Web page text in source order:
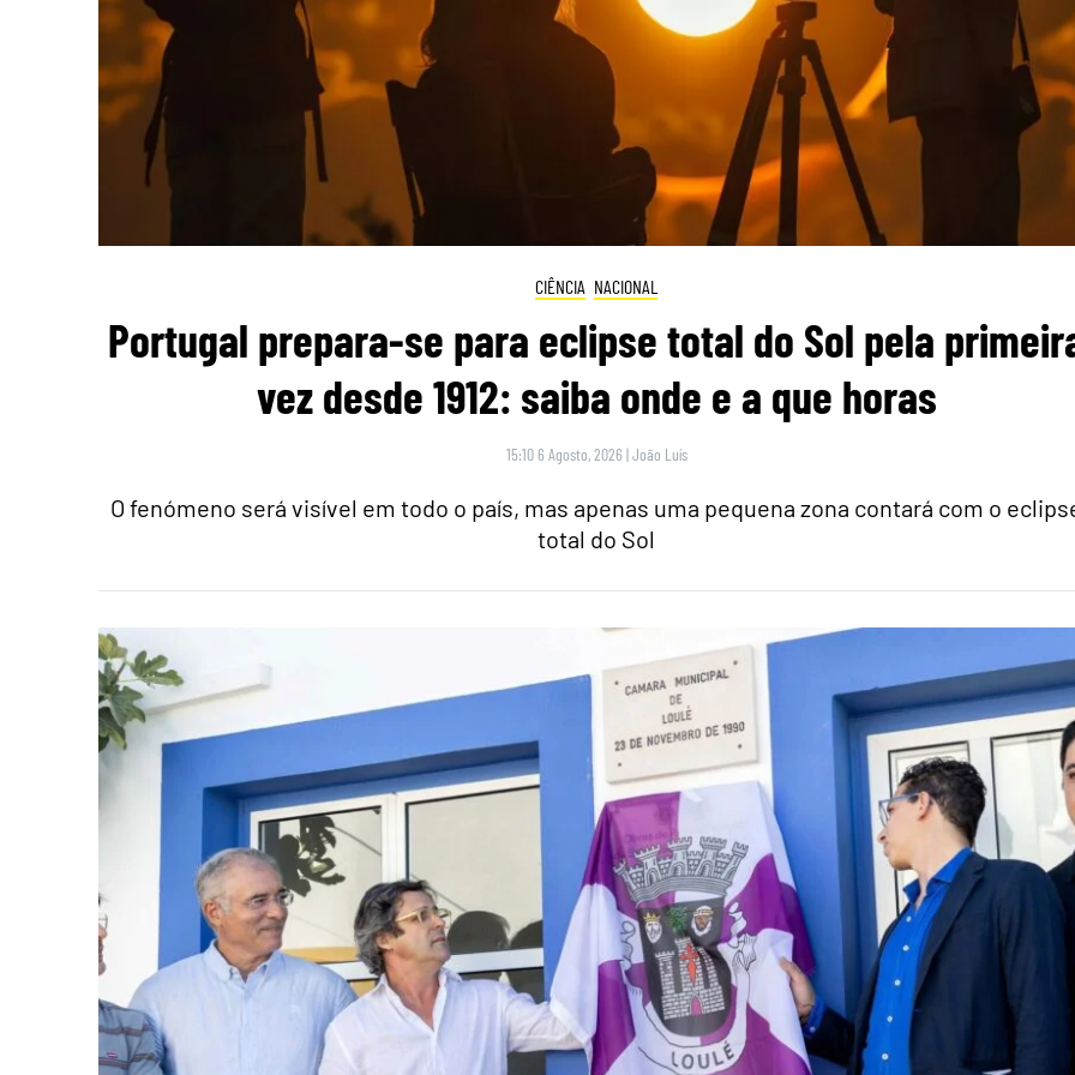
CIÊNCIA NACIONAL
Portugal prepara-se para eclipse total do Sol pela
vez desde 1912: saiba onde e a que horas
15:10 6 Agosto, 2026 |João Luís
O fenómeno será visível em todo o país, mas apenas uma pequena zona contará com o
total do Sol